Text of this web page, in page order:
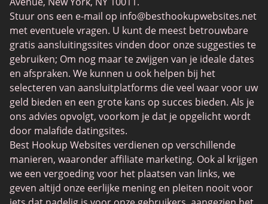
MyLOL
Swingtowns
Instabang
Stuur ons een e-mail op info@besthookupwebsites.net
met eventuele vragen. U kunt de meest betrouwbare
gratis aansluitingssites vinden door onze suggesties te
gebruiken; Om nog maar te zwijgen van je ideale dates
en afspraken. We kunnen u ook helpen bij het
selecteren van aansluitplatforms die veel waar voor uw
geld bieden en een grote kans op succes bieden. Als je
ons advies opvolgt, voorkom je dat je opgelicht wordt
door malafide datingsites.
Best Hookup Websites verdienen op verschillende
manieren, waaronder affiliate marketing. Ook al krijgen
we een vergoeding voor het plaatsen van links, we
geven altijd onze eerlijke mening en pleiten nooit voor